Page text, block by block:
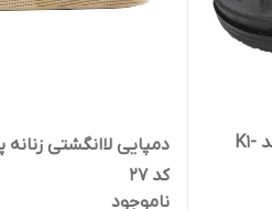
دمپایی لاانگشتی زنانه نیکتا کد K1-
دمپایی لاانگشتی زنانه
کد 27
ناموجود